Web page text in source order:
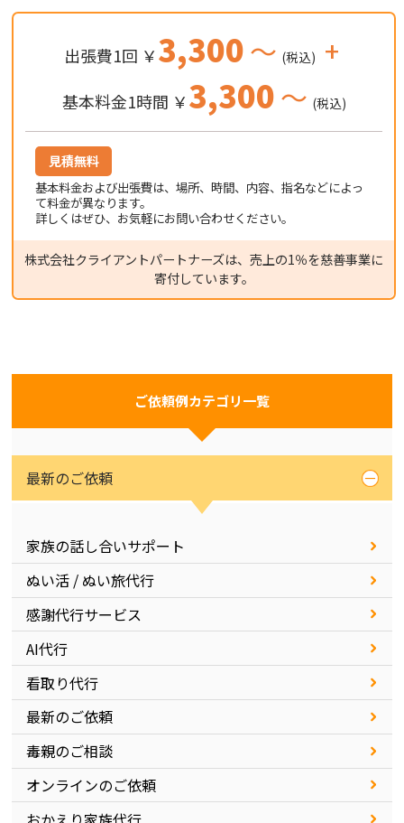
出張費1回 ￥3,300～ (税込) +
基本料金1時間 ￥3,300～ (税込)
見積無料
基本料金および出張費は、場所、時間、内容、指名などによっ
て料金が異なります。
詳しくはぜひ、お気軽にお問い合わせください。
株式会社クライアントパートナーズは、売上の1％を慈善事業に
寄付しています。
ご依頼例カテゴリ一覧
最新のご依頼
家族の話し合いサポート
ぬい活 / ぬい旅代行
感謝代行サービス
AI代行
看取り代行
最新のご依頼
毒親のご相談
オンラインのご依頼